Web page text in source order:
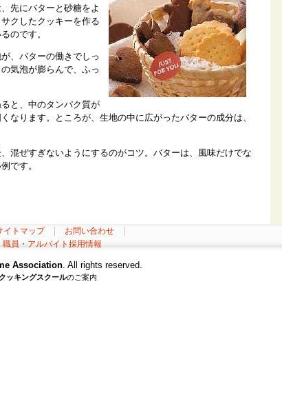
先にバターと砂糖をよ
クしたクッキーを作る
のです。
、バターの働きでしっ
気泡が膨らんで、ふっ
と、中のタンパク質が
なります。ところが、生地の中に広がったバターの成分は、
混ぜすぎないようにするのがコツ。バターは、風味だけでな
です。
イトマップ お問い合わせ
職員・アルバイト採用情報
Association. All rights reserved.
ッキングスクールのご案内